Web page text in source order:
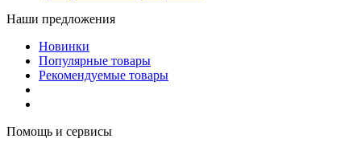
Наши предложения
Новинки
Популярные товары
Рекомендуемые товары
Помощь и сервисы